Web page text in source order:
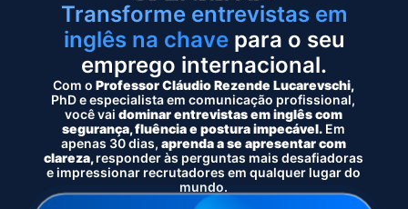
Transforme entrevistas em
inglês na chave para o seu
emprego internacional.
Com o Professor Cláudio Rezende Lucarevschi,
PhD e especialista em comunicação profissional,
você vai dominar entrevistas em inglês com
segurança, fluência e postura impecável.Em
apenas 30 dias, aprenda a se apresentar com
clareza,responder às perguntas mais desafiadoras
e impressionar recrutadores em qualquer lugar do
mundo.